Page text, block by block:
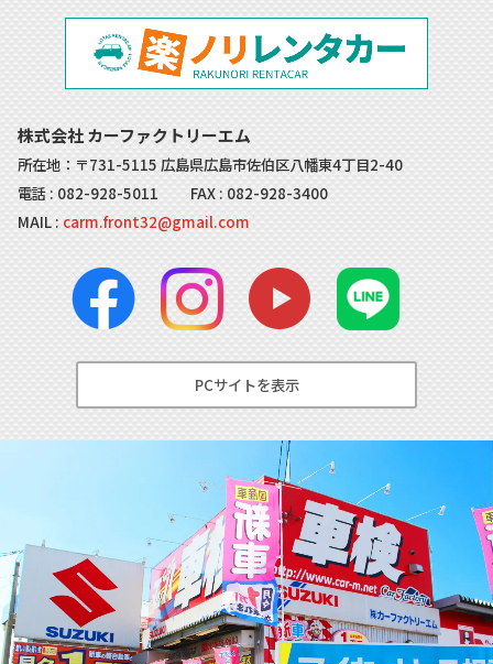
株式会社 カーファクトリーエム
所在地：〒731-5115 広島県広島市佐伯区八幡東4丁目2-40
電話 : 082-928-5011 FAX : 082-928-3400
MAIL : carm.front32@gmail.com
PCサイトを表示